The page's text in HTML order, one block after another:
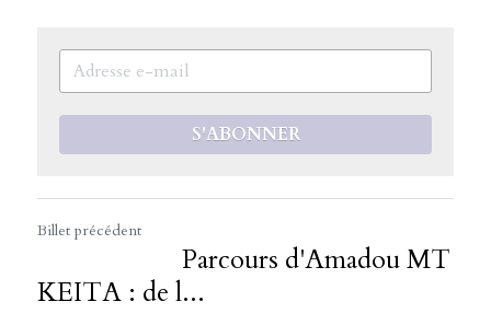
S'ABONNER
Billet précédent
Parcours d'Amadou MT
KEITA : de l...